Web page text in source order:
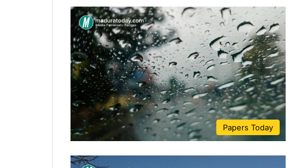
Papers Today